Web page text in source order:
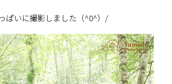
ぱいに撮影しました（^0^）/